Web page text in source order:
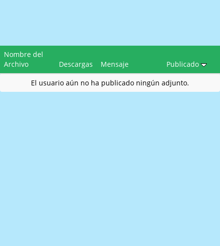
Nombre del
Archivo
Descargas Mensaje
Publicado
El usuario aún no ha publicado ningún adjunto.